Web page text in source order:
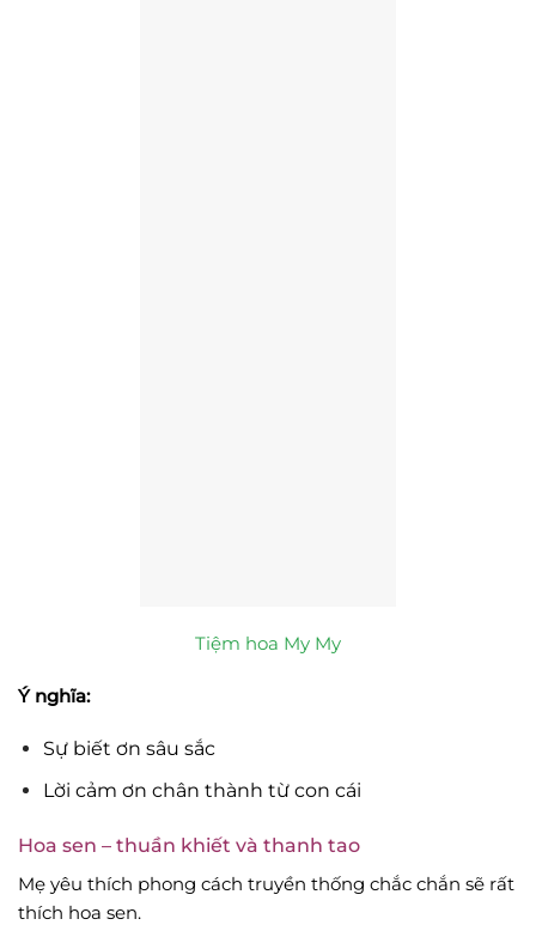
Tiệm hoa My My
Ý nghĩa:
Sự biết ơn sâu sắc
Lời cảm ơn chân thành từ con cái
Hoa sen – thuần khiết và thanh tao
Mẹ yêu thích phong cách truyền thống chắc chắn sẽ rất
thích hoa sen.